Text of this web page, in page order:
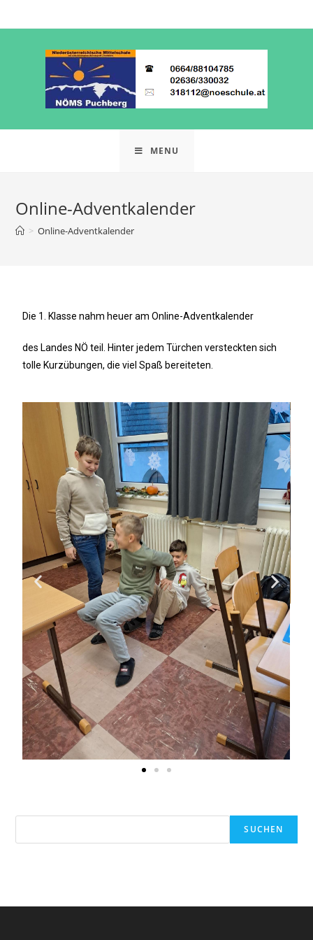
MENU
Online-Adventkalender
> Online-Adventkalender
Die 1. Klasse nahm heuer am Online-Adventkalender
des Landes NÖ teil. Hinter jedem Türchen versteckten sich
tolle Kurzübungen, die viel Spaß bereiteten.
SUCHEN